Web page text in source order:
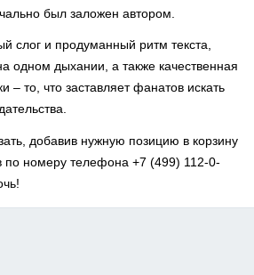
был заложен автором.
слог и продуманный ритм текста,
одном дыхании, а также качественная
– то, что заставляет фанатов искать
добавив нужную позицию в корзину
по номеру телефона +7 (499) 112-0-